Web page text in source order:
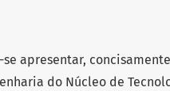
apresentar,
do Núcleo de